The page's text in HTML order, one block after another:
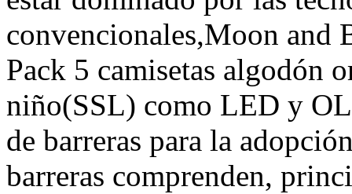
convencionales,Moon and
Pack 5 camisetas algodón
niño(SSL) como LED y
de barreras para la
barreras comprenden,